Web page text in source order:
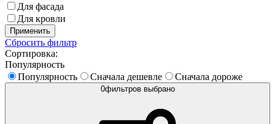
Для фасада
Для кровли
Применить
Сбросить фильтр
Сортировка:
Популярность
Популярность
Сначала дешевле Сначала дороже
0фильтров выбрано